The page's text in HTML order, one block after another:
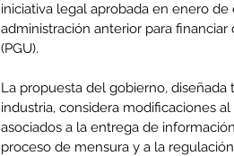
iniciativa legal aprobada en enero
administración anterior para
(PGU).
La propuesta del gobierno,
industria, considera modificaciones
asociados a la entrega de
proceso de mensura y a la